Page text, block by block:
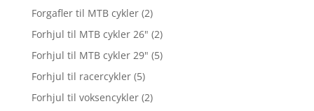
Forgafler til MTB cykler (2)
Forhjul til MTB cykler 26" (2)
Forhjul til MTB cykler 29" (5)
Forhjul til racercykler (5)
Forhjul til voksencykler (2)